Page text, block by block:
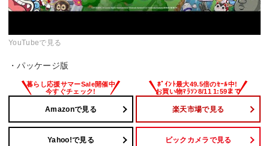
YouTubeで見る
・パッケージ版
Amazonで見る 楽天市場で見る
Yahoo!で見る ビックカメラで見る